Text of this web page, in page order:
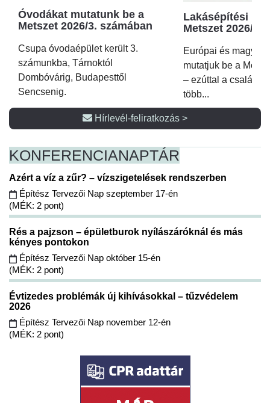
Óvodákat mutatunk be a
Metszet 2026/3. számában
Csupa óvodaépület került 3.
számunkba, Tárnoktól
Dombóvárig, Budapesttől
Sencsenig.
Lakásépítési
Metszet 2026/2.
Európai és magyar
mutatjuk be a
– ezúttal a családi
több...
Hírlevél-feliratkozás >
KONFERENCIANAPTÁR
Azért a víz a zűr? – vízszigetelések rendszerben
Építész Tervezői Nap szeptember 17-én
(MÉK: 2 pont)
Rés a pajzson – épületburok nyílászáróknál és más
kényes pontokon
Építész Tervezői Nap október 15-én
(MÉK: 2 pont)
Évtizedes problémák új kihívásokkal – tűzvédelem
2026
Építész Tervezői Nap november 12-én
(MÉK: 2 pont)